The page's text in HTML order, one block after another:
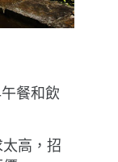
餐和飲
高，招